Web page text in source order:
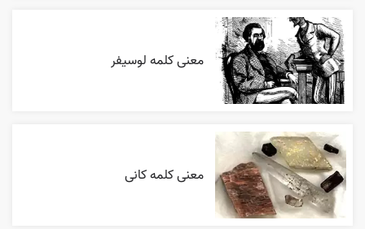
معنی کلمه لوسیفر
معنی کلمه کانی